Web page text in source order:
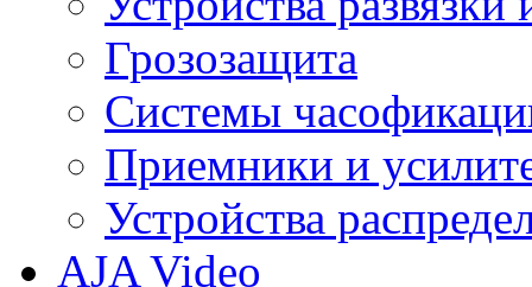
Грозозащита
Системы
Приемники и
Устройства
AJA Video